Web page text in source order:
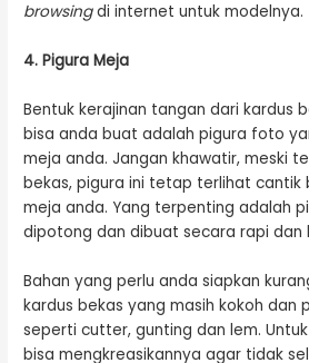
browsingdi internet untuk modelnya.
4. Pigura Meja
Bentuk kerajinan tangan dari kardus
bisa anda buat adalah pigura foto
meja anda. Jangan khawatir, meski
bekas, pigura ini tetap terlihat cantik
meja anda. Yang terpenting adalah
dipotong dan dibuat secara rapi dan
Bahan yang perlu anda siapkan
kardus bekas yang masih kokoh dan
seperti cutter, gunting dan lem.
bisa mengkreasikannya agar tidak